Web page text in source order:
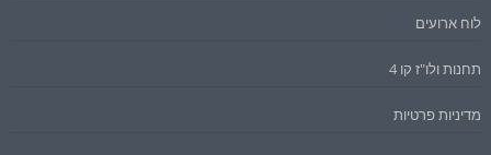
לוח ארועים
תחנות ולו"ז קו 4
מדיניות פרטיות